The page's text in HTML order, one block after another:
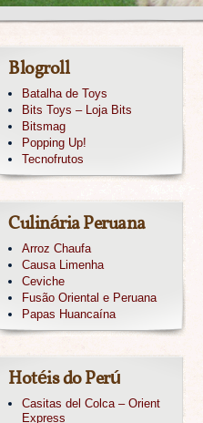
Blogroll
Batalha de Toys
Bits Toys – Loja Bits
Bitsmag
Popping Up!
Tecnofrutos
Culinária Peruana
Arroz Chaufa
Causa Limenha
Ceviche
Fusão Oriental e Peruana
Papas Huancaína
Hotéis do Perú
Casitas del Colca – Orient
Express